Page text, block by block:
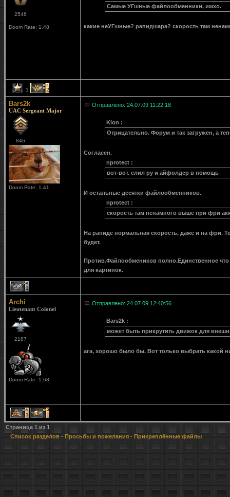
2546
Doom Rate: 1.48
Самые УГшные файлообменники, имхо.
какие неУГшные? рапидшара? скорость там
1 2
Bars2k
UAC Sergeant Major
846
Doom Rate: 1.41
Отправлено: 24.07.09 11:22:18
Klon :
Отрицательно. Форум и так загружен, а
Согласен.
nprotect :
вот-вот. слил ру и айфолдер в помощь
И остальные десятки файлообменников.
nprotect :
скорость там ненамного выше при фри
На рапиде нормальная скорость, даже и на фри.
будет.
Против.Файлообмеников полно.Единственное
для картинок.
1
Archi
Lieutenant Colonel
2187
Doom Rate: 1.68
Отправлено: 24.07.09 12:40:56
Bars2k :
может быть прикрутить движок для
ага, хорошо было бы. Вот только выбрать какой
1 1
Страница 1из 1
Список разделов - Просьбы и пожелания - Прикреплённые файлы